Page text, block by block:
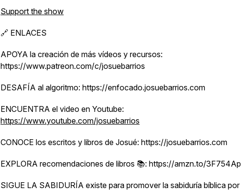
Support the show
🔗 ENLACES
APOYA la creación de más vídeos y recursos:
https://www.patreon.com/c/josuebarrios
DESAFÍA al algoritmo: https://enfocado.josuebarrios.com
ENCUENTRA el video en Youtube:
https://www.youtube.com/josuebarrios
CONOCE los escritos y libros de Josué: https://josuebarrios.com
EXPLORA recomendaciones de libros 📚: https://amzn.to/3F754Ap
SIGUE LA SABIDURÍA existe para promover la sabiduría bíblica por